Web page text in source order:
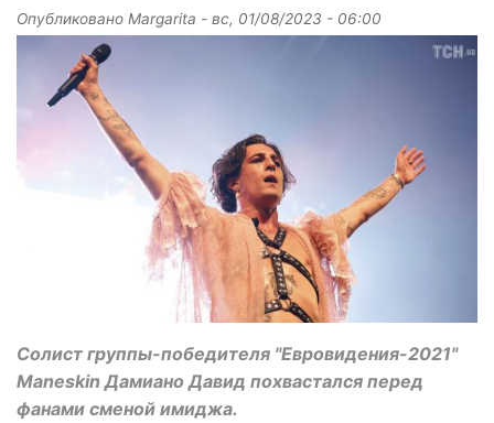
Опубликовано Margarita - вс, 01/08/2023 - 06:00
Солист группы-победителя "Евровидения-2021"
Maneskin Дамиано Давид похвастался перед
фанами сменой имиджа.